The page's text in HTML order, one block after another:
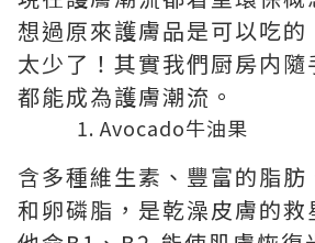
想過原來護膚品是可以吃的
太少了！其實我們厨房内隨
都能成為護膚潮流。
Avocado牛油果
含多種維生素、豐富的脂肪
和卵磷脂，是乾澡皮膚的救